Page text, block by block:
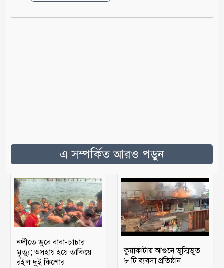
এ সম্পর্কিত আরও পড়ুন
নদীতে ডুবে বাবা-চাচার
মৃত্যু; অসহায় হয়ে তাকিয়ে
রইল দুই কিশোর
কুয়াকাটায় আগুনে ভূস্মিভূত
৮ টি ব্যবসা প্রতিষ্ঠান